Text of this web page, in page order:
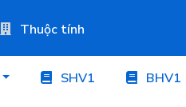
Thuộc tính
SHV1 BHV1